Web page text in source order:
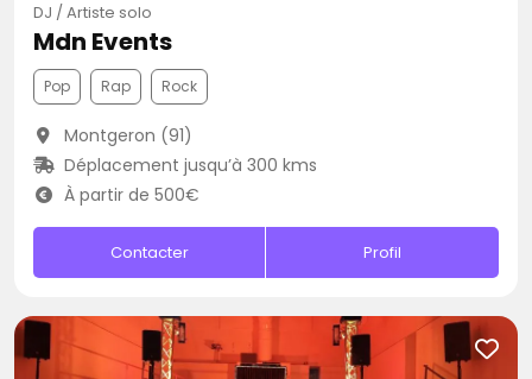
DJ / Artiste solo
Mdn Events
Pop Rap Rock
Montgeron (91)
Déplacement jusqu’à 300 kms
À partir de 500€
Contacter Profil